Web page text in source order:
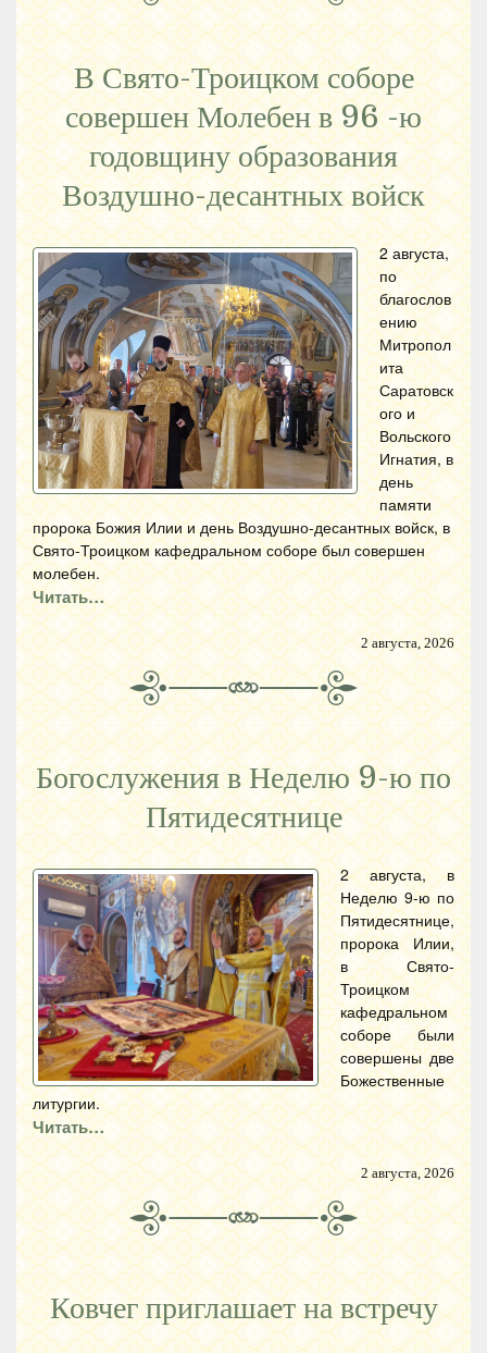
В Свято-Троицком соборе
совершен Молебен в 96 -ю
годовщину образования
Воздушно-десантных войск
2 августа,
по
благослов
ению
Митропол
ита
Саратовск
ого и
Вольского
Игнатия, в
день
памяти
пророка Божия Илии и день Воздушно-десантных войск, в
Свято-Троицком кафедральном соборе был совершен
молебен.
Читать…
2 августа, 2026
Богослужения в Неделю 9-ю по
Пятидесятнице
2 августа, в
Неделю 9-ю по
Пятидесятнице,
пророка Илии,
в Свято-
Троицком
кафедральном
соборе были
совершены две
Божественные
литургии.
Читать…
2 августа, 2026
Ковчег приглашает на встречу